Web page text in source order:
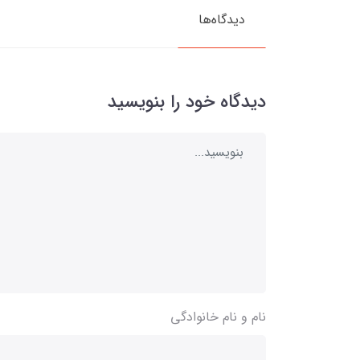
دیدگاه‌ها
دیدگاه خود را بنویسید
نام و نام خانوادگی